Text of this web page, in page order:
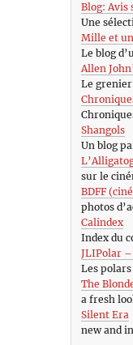
Blog: Avis
Une
Mille et
Le blog
Allen
Le grenier
Shangols
Un blog
sur le
BDFF
photos
Calindex
Index du
JLIPolar
Les polars
The
a fresh
Silent Era
new and